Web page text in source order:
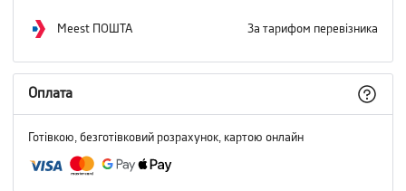
Meest ПОШТА За тарифом перевізника
Оплата
Готівкою, безготівковий розрахунок, картою онлайн